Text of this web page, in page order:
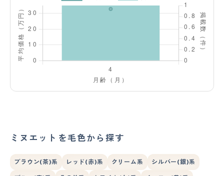
ミヌエットを毛色から探す
ブラウン(茶)系 レッド(赤)系 クリーム系 シルバー(銀)系